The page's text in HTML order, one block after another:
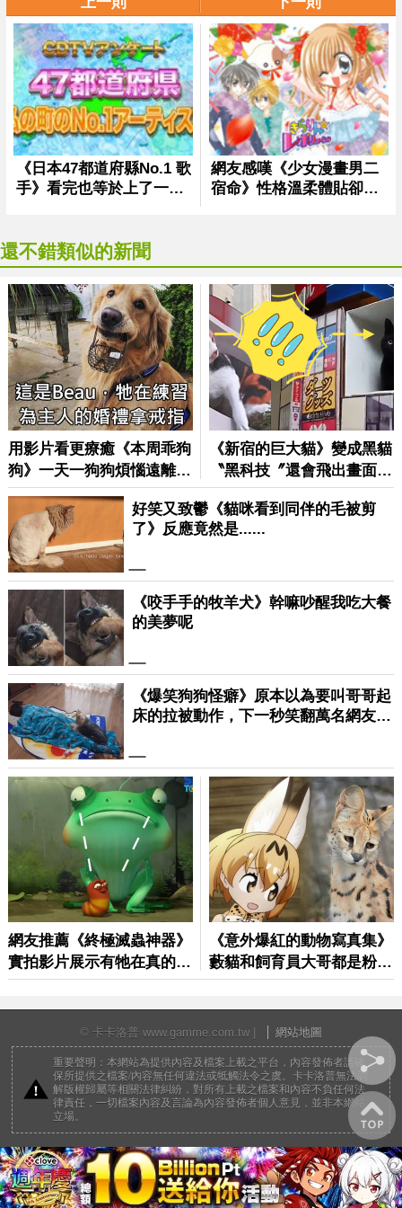
還不錯類似的新聞
© 卡卡洛普 www.gamme.com.tw | 網站地圖
重要聲明：本網站為提供內容及檔案上載之平台，內容發佈者請確
保所提供之檔案/內容無任何違法或牴觸法令之虞。卡卡洛普無法調
解版權歸屬等相關法律糾紛，對所有上載之檔案和內容不負任何法
律責任，一切檔案內容及言論為內容發佈者個人意見，並非本網站
立場。